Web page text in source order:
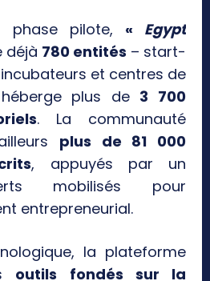
phase pilote, « Egypt
déjà 780 entités – start-
et centres de
plus de 3 700
. La communauté
plus de 81 000
, appuyés par un
mobilisés pour
entrepreneurial.
la plateforme
outils fondés sur la